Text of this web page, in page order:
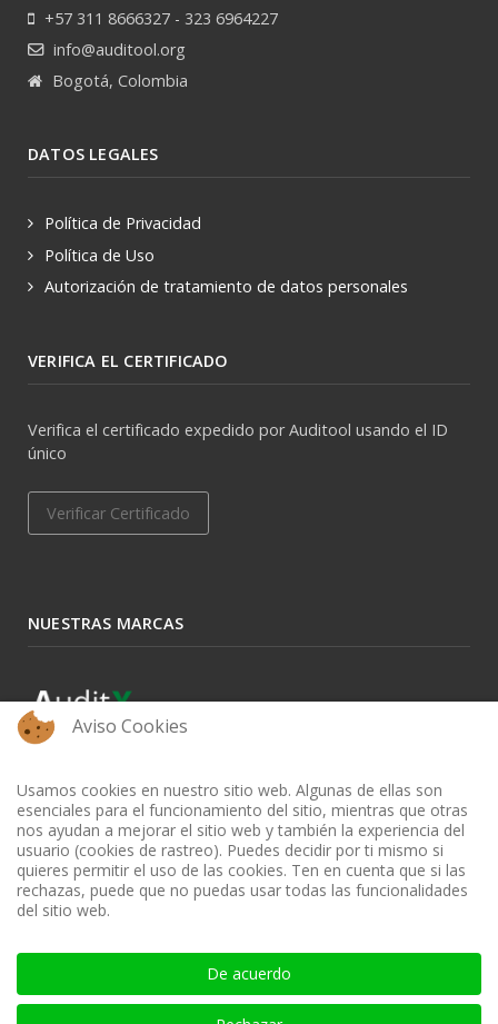
+57 311 8666327 - 323 6964227
info@auditool.org
Bogotá, Colombia
DATOS LEGALES
Política de Privacidad
Política de Uso
Autorización de tratamiento de datos personales
VERIFICA EL CERTIFICADO
Verifica el certificado expedido por Auditool usando el ID
único
Verificar Certificado
NUESTRAS MARCAS
BIBLIOTECA AUDITOOL - ISSN: 2665-1696 y 2665-3508
Aviso Cookies
Usamos cookies en nuestro sitio web. Algunas de ellas son
esenciales para el funcionamiento del sitio, mientras que otras
nos ayudan a mejorar el sitio web y también la experiencia del
usuario (cookies de rastreo). Puedes decidir por ti mismo si
quieres permitir el uso de las cookies. Ten en cuenta que si las
rechazas, puede que no puedas usar todas las funcionalidades
del sitio web.
De acuerdo